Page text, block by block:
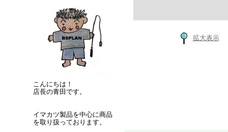
こんにちは！
店長の青田です。
イマカツ製品を中心に商品
を取り扱っております。
拡大表示